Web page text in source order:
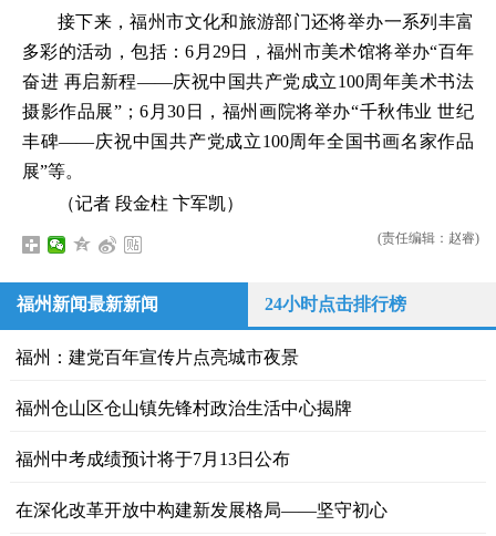
接下来，福州市文化和旅游部门还将举办一系列丰富
多彩的活动，包括：6月29日，福州市美术馆将举办“百年
奋进 再启新程——庆祝中国共产党成立100周年美术书法
摄影作品展”；6月30日，福州画院将举办“千秋伟业 世纪
丰碑——庆祝中国共产党成立100周年全国书画名家作品
展”等。
（记者 段金柱 卞军凯）
(责任编辑：赵睿)
福州新闻最新新闻 24小时点击排行榜
福州：建党百年宣传片点亮城市夜景
福州仓山区仓山镇先锋村政治生活中心揭牌
福州中考成绩预计将于7月13日公布
在深化改革开放中构建新发展格局——坚守初心